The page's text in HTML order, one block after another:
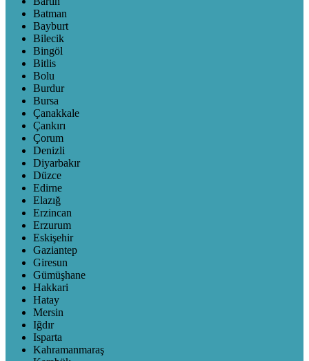
Batman
Bayburt
Bilecik
Bingöl
Bitlis
Bolu
Burdur
Bursa
Çanakkale
Çankırı
Çorum
Denizli
Diyarbakır
Düzce
Edirne
Elazığ
Erzincan
Erzurum
Eskişehir
Gaziantep
Giresun
Gümüşhane
Hakkari
Hatay
Mersin
Iğdır
Isparta
Kahramanmaraş